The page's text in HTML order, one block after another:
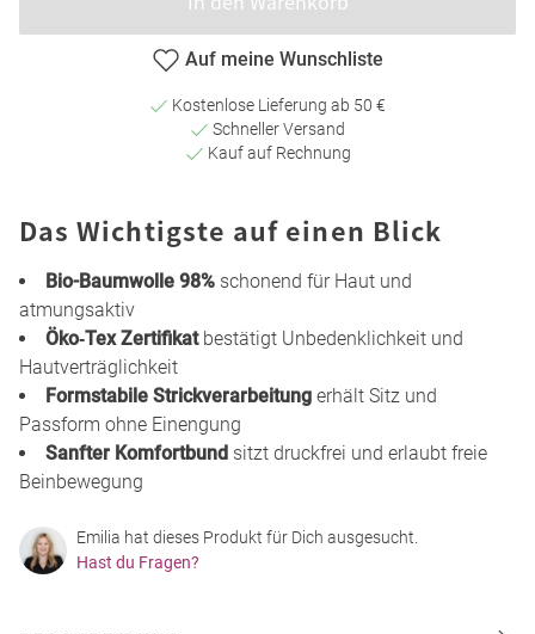
Auf meine Wunschliste
Kostenlose Lieferung ab 50 €
Schneller Versand
Kauf auf Rechnung
Das Wichtigste auf einen Blick
Bio-Baumwolle 98% schonend für Haut und
atmungsaktiv
Öko‑Tex Zertifikatbestätigt Unbedenklichkeit und
Hautverträglichkeit
Formstabile Strickverarbeitung erhält Sitz und
Passform ohne Einengung
Sanfter Komfortbund sitzt druckfrei und erlaubt freie
Beinbewegung
Emilia hat dieses Produkt für Dich ausgesucht.
Hast du Fragen?